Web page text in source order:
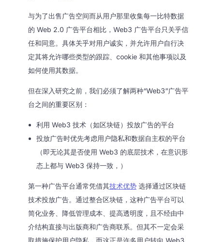
与为了出售广告空间而从用户那里收集每一比特数据
的 Web 2.0 广告平台相比，Web3 广告平台只关乎信
任和同意。具体关乎对用户诚实，并允许用户自行决
定其将允许哪些类型的跟踪、cookie 和其他事项以及
如何使用其数据。
但在深入研究之前，我们必须了解两种“Web3”广告平
台之间的重要区别：
利用 Web3 技术（如区块链）投放广告的平台
投放广告时优先考虑用户隐私和数据自主权的平台
（即无论其是否使用 Web3 的底层技术，在意识形
态上都与 Web3 保持一致，）
第一种广告平台通常凭借其技术优势选择通过区块链
技术投放广告。通过整合区块链，这种广告平台可以
简化业务、降低管理成本、提高透明度，且不经由中
介结构直接与出版商和广告商联系。但其不一定会采
取措施保护用户隐私，而这正是许多用户转向 Web3